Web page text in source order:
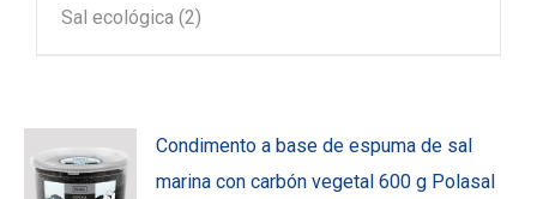
Sal ecológica (2)
Condimento a base de espuma de sal
marina con carbón vegetal 600 g Polasal